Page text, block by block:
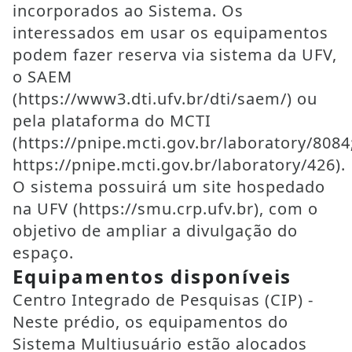
incorporados ao Sistema. Os
interessados em usar os equipamentos
podem fazer reserva via sistema da UFV,
o SAEM
(https://www3.dti.ufv.br/dti/saem/) ou
pela plataforma do MCTI
(https://pnipe.mcti.gov.br/laboratory/
https://pnipe.mcti.gov.br/laboratory/426).
O sistema possuirá um site hospedado
na UFV (https://smu.crp.ufv.br), com o
objetivo de ampliar a divulgação do
espaço.
Equipamentos disponíveis
Centro Integrado de Pesquisas (CIP) -
Neste prédio, os equipamentos do
Sistema Multiusuário estão alocados